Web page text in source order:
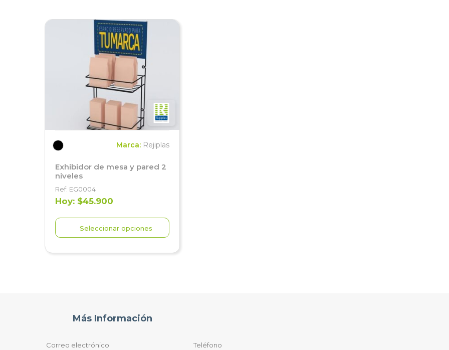
Marca: Rejiplas
Exhibidor de mesa y pared 2
niveles
Ref: EG0004
Hoy: $45.900
Seleccionar opciones
Más Información
Correo electrónico Teléfono